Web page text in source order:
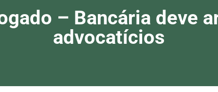
– Bancária deve
advocatícios